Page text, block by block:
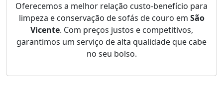
Oferecemos a melhor relação custo-benefício para
limpeza e conservação de sofás de couro em São
Vicente. Com preços justos e competitivos,
garantimos um serviço de alta qualidade que cabe
no seu bolso.